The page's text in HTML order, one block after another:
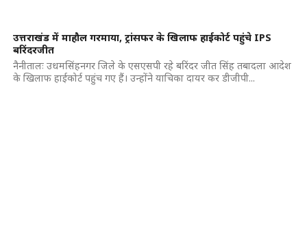
उत्तराखंड में माहौल गरमाया, ट्रांसफर के खिलाफ हाईकोर्ट पहुंचे IPS
बरिंदरजीत
नैनीतालः उधमसिंहनगर जिले के एसएसपी रहे बरिंदर जीत सिंह तबादला आदेश
के खिलाफ हाईकोर्ट पहुंच गए हैं। उन्होंने याचिका दायर कर डीजीपी...